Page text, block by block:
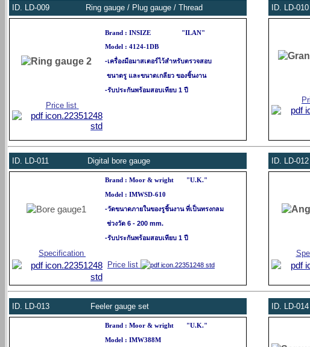
ID. LD-009 Ring gauge / Plug gauge / Thread ID. LD-010
Brand : INSIZE "ILAN"
Model : 4124-1DB
-เครื่องมือมาสเตอร์ไว้สำหรับตรวจสอบ
ขนาดรู และขนาดเกลียว ของชิ้นงาน
-รับประกันพร้อมสอบเทียบ 1 ปี
Price list
ID. LD-011 Digital bore gauge ID. LD-012
Brand : Moor & wright "U.K."
Model : IMWSD-610
-วัดขนาดภายในของรูชิ้นงาน ที่เป็นทรงกลม
ช่วงวัด 6 - 200 mm.
-รับประกันพร้อมสอบเทียบ 1 ปี
Specification
Price list
ID. LD-013 Feeler gauge set ID. LD-014
Brand : Moor & wright "U.K."
Model : IMW388M